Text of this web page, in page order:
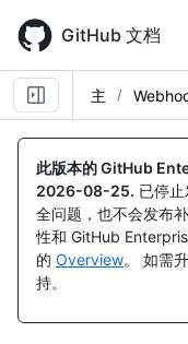
main
content
GitHub 文档
主
此版本的 GitHub
2026-08-25. 已停
全问题，也不会发布
性和 GitHub
的 Overview。 如需
持。